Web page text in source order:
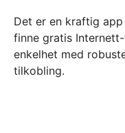
Det er en kraftig
finne gratis
enkelhet med
tilkobling.